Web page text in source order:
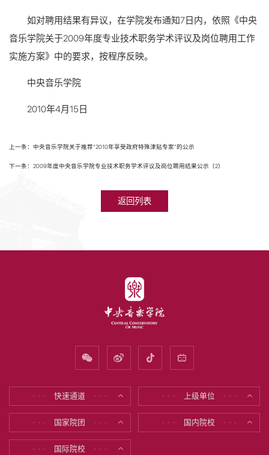
如对聘用结果有异议，在学院发布通知7日内，依照《中央
音乐学院关于2009年度专业技术职务学术评议及岗位聘用工作
实施方案》中的要求，按程序反映。
中央音乐学院
2010年4月15日
上一条：中央音乐学院关于推荐“2010年享受政府特殊津贴专家”的公示
下一条：2009年度中央音乐学院专业技术职务学术评议及岗位聘用结果公示（2）
返回列表
快速通道 上级单位
国家院团 国内院校
国际院校